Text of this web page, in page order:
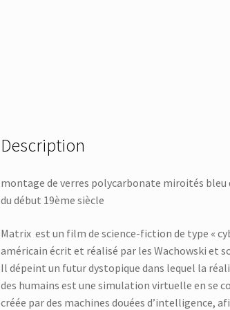
Description
montage de verres polycarbonate miroités bleu
du début 19ème siècle
Matrix est un film de science-fiction de type «
américain écrit et réalisé par les Wachowski et
Il dépeint un futur dystopique dans lequel la
des humains est une simulation virtuelle en se
créée par des machines douées d’intelligence,